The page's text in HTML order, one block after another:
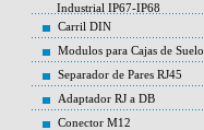
Industrial IP67-IP68
Carril DIN
Modulos para Cajas de Suelo
Separador de Pares RJ45
Adaptador RJ a DB
Conector M12